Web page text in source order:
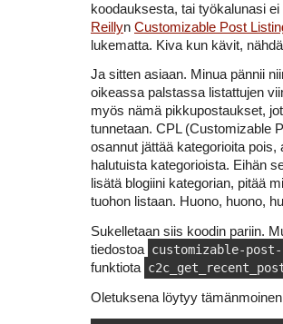
koodauksesta, tai työkalunasi ei
Reillyn Customizable Post
lukematta. Kiva kun kävit,
Ja sitten asiaan. Minua pännii
oikeassa palstassa listattujen
myös nämä pikkupostaukset,
tunnetaan. CPL (Customizable
osannut jättää kategorioita
halutuista kategorioista. Eihän
lisätä blogiini kategorian, pitää
tuohon listaan. Huono, huono,
Sukelletaan siis koodin pariin.
tiedostoa customizable-
funktiota
Oletuksena löytyy